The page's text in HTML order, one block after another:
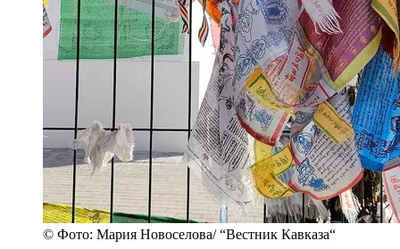
© Фото: Мария Новоселова/ “Вестник Кавказа“